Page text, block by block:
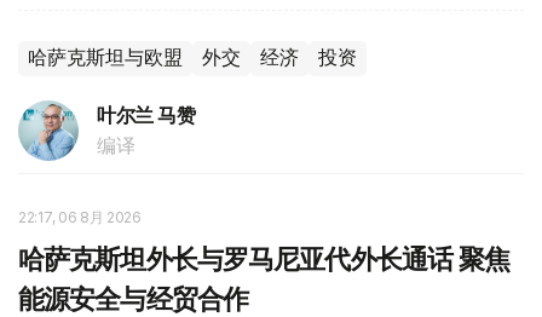
哈萨克斯坦与欧盟 外交 经济 投资
叶尔兰 马赞
编译
22:17, 06 8月 2026
哈萨克斯坦外长与罗马尼亚代外长通话 聚焦
能源安全与经贸合作